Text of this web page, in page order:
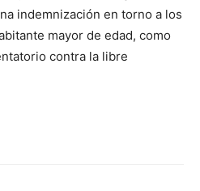
indemnización en torno a los
mayor de edad, como
contra la libre